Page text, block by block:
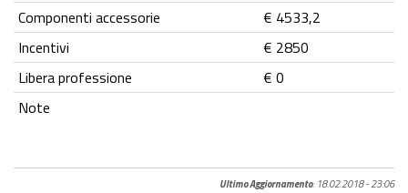
Componenti accessorie
€ 4533,2
Incentivi
€ 2850
Libera professione
€ 0
Note
Ultimo Aggiornamento: 18.02.2018 - 23:06